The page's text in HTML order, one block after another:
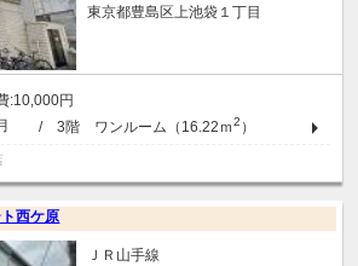
東京都豊島区上池袋１丁目
10,000円
/ 3階 ワンルーム（16.22ｍ2 ）
西ケ原
ＪＲ山手線